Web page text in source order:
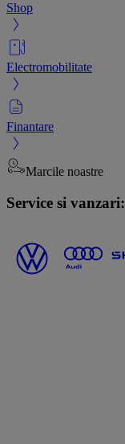
Shop
Electromobilitate
Finantare
Marcile noastre
Service si vanzari: